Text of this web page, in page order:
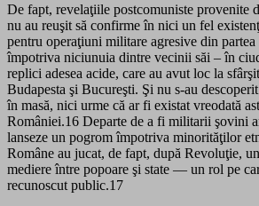
De fapt, revelaţiile postcomuniste provenite
nu au reuşit să confirme în nici un fel
pentru operaţiuni militare agresive din
împotriva niciunuia dintre vecinii săi – în
replici adesea acide, care au avut loc la
Budapesta şi Bucureşti. Şi nu s-au
în masă, nici urme că ar fi existat vreodată
României.16 Departe de a fi militarii şovini
lanseze un pogrom împotriva minorităţilor
Române au jucat, de fapt, după Revoluţie,
mediere între popoare şi state — un rol pe
recunoscut public.17